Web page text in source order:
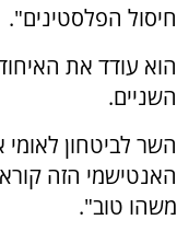
חיסול הפלסטינים".
הוא עודד את
השניים.
השר לביטחון
האנטישמי הזה
משהו טוב".